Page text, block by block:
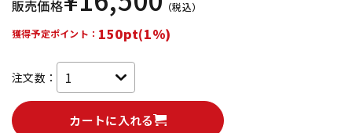
販売価格
（税込）
獲得予定ポイント： 150pt(1%)
注文数：
カートに入れる